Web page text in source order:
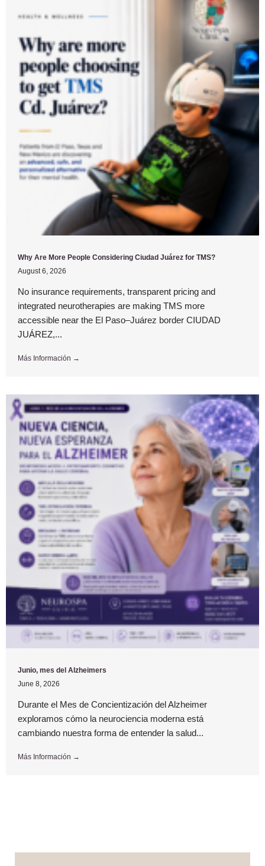
Why Are More People Considering Ciudad Juárez for TMS?
August 6, 2026
No insurance requirements, transparent pricing and
integrated neurotherapies are making TMS more
accessible near the El Paso–Juárez border CIUDAD
JUÁREZ,...
Más Información →
Junio, mes del Alzheimers
June 8, 2026
Durante el Mes de Concientización del Alzheimer
exploramos cómo la neurociencia moderna está
cambiando nuestra forma de entender la salud...
Más Información →